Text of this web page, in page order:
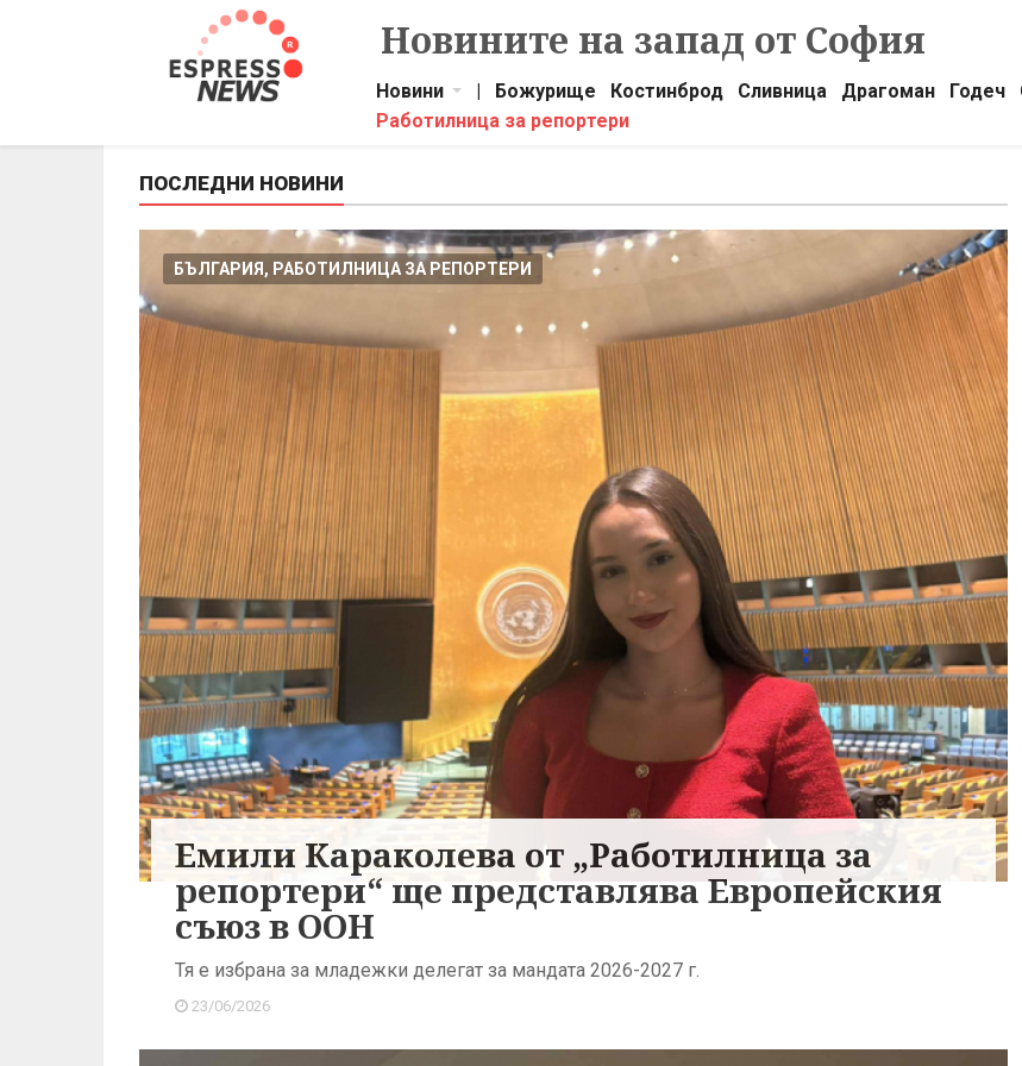
Новините на запад от София
Новини | Божурище Костинброд Сливница Драгоман Годеч
Работилница за репортери
ПОСЛЕДНИ НОВИНИ
БЪЛГАРИЯ, РАБОТИЛНИЦА ЗА РЕПОРТЕРИ
Емили Караколева от „Работилница за
репортери“ ще представлява Европейския
съюз в ООН
Тя е избрана за младежки делегат за мандата 2026-2027 г.
23/06/2026